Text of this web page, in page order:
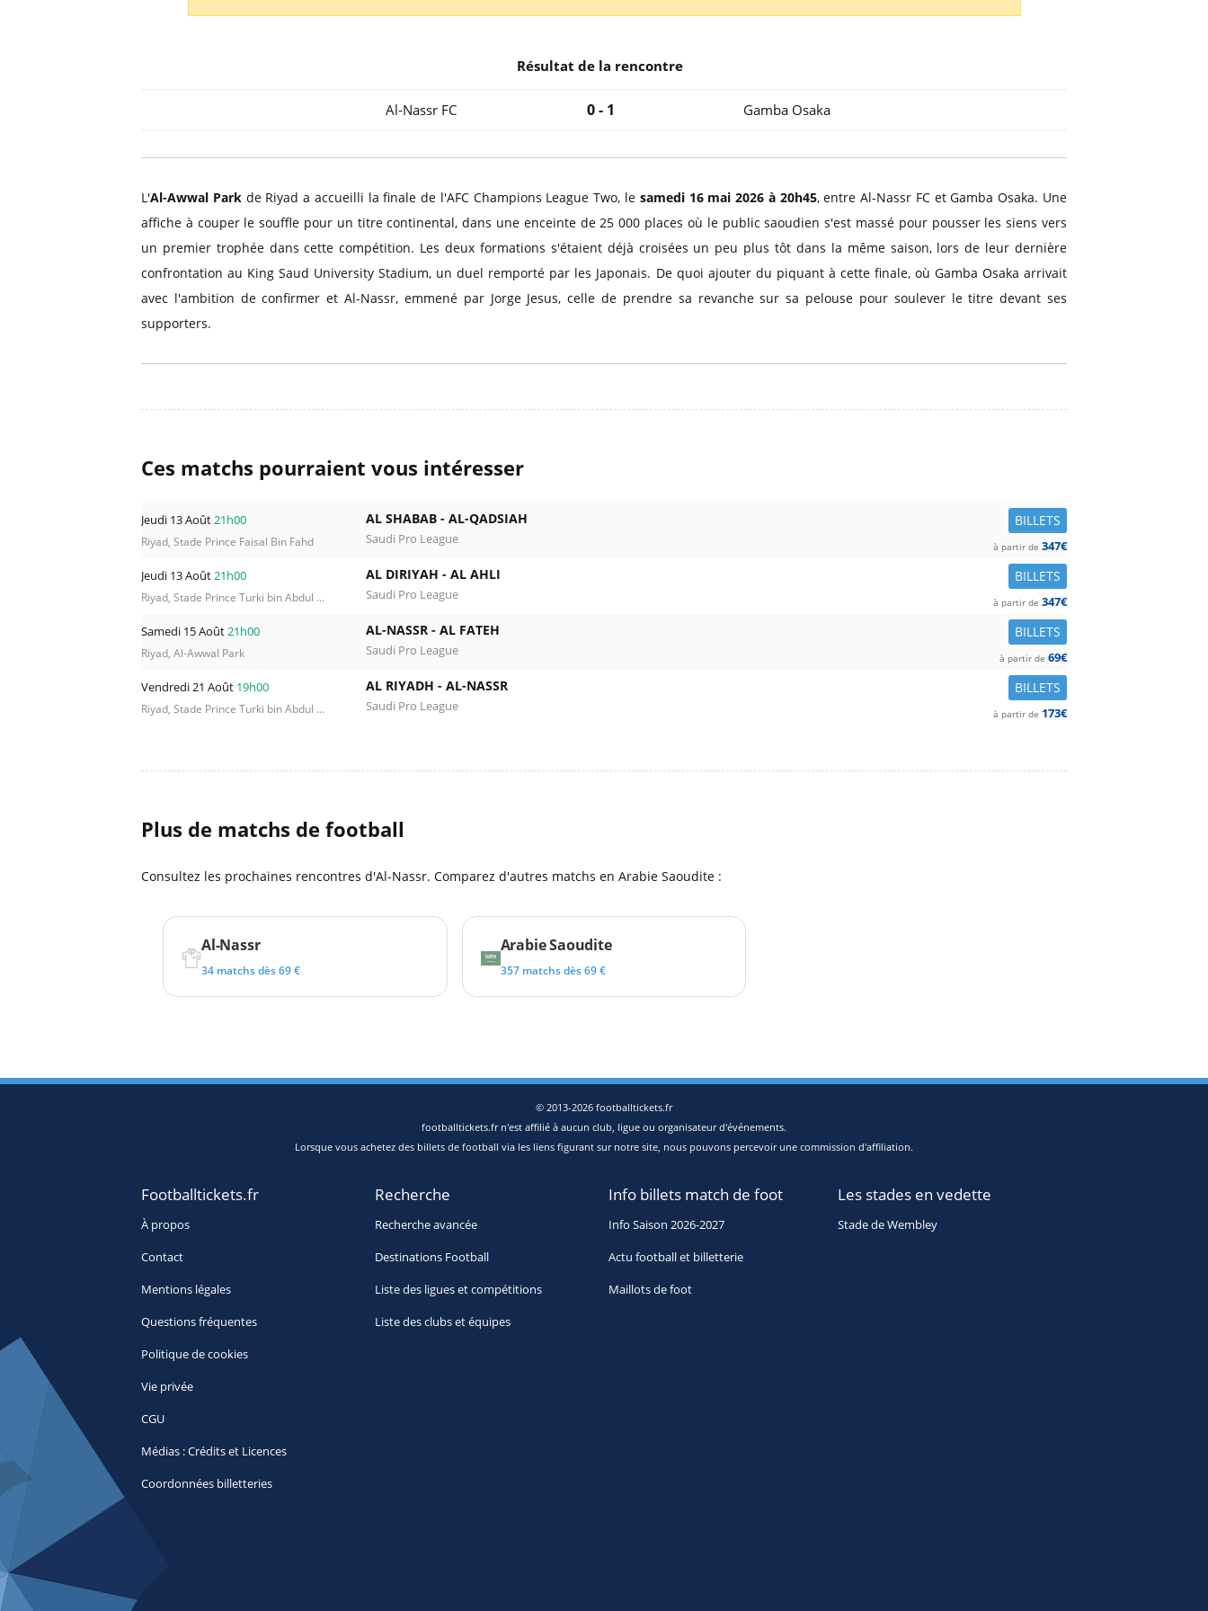
Billets Copa AméricaRésultat de la rencontre
Al-Nassr FC 0 - 1 Gamba Osaka
L'Al-Awwal Parkde Riyad a accueilli la finale de l'AFC Champions League Two, le samedi 16 mai 2026 à 20h45, entre Al-Nassr FC et Gamba Osaka. Une
affiche à couper le souffle pour un titre continental, dans une enceinte de 25 000 places où le public saoudien s'est massé pour pousser les siens vers
un premier trophée dans cette compétition. Les deux formations s'étaient déjà croisées un peu plus tôt dans la même saison, lors de leur dernière
confrontation au King Saud University Stadium, un duel remporté par les Japonais. De quoi ajouter du piquant à cette finale, où Gamba Osaka arrivait
avec l'ambition de confirmer et Al-Nassr, emmené par Jorge Jesus, celle de prendre sa revanche sur sa pelouse pour soulever le titre devant ses
supporters.
Ces matchs pourraient vous intéresser
Jeudi 13 Août21h00
Riyad, Stade Prince Faisal Bin Fahd
BILLETS
AL SHABAB - AL-QADSIAH
Saudi Pro League à partir de 347€
Jeudi 13 Août21h00
Riyad, Stade Prince Turki bin Abdul ...
BILLETS
AL DIRIYAH - AL AHLI
Saudi Pro League à partir de 347€
Samedi 15 Août21h00
Riyad, Al-Awwal Park
BILLETS
AL-NASSR - AL FATEH
Saudi Pro League à partir de 69€
Vendredi 21 Août 19h00
Riyad, Stade Prince Turki bin Abdul ...
BILLETS
AL RIYADH - AL-NASSR
Saudi Pro League à partir de 173€
Plus de matchs de football
Consultez les prochaines rencontres d'Al-Nassr. Comparez d'autres matchs en Arabie Saoudite :
Al-Nassr
34 matchs dès 69 €
Arabie Saoudite
357 matchs dès 69 €
© 2013-2026 footballtickets.fr
footballtickets.fr n'est affilié à aucun club, ligue ou organisateur d'événements.
Lorsque vous achetez des billets de football via les liens figurant sur notre site, nous pouvons percevoir une commission d'affiliation.
Footballtickets.fr
À propos
Contact
Mentions légales
Questions fréquentes
Politique de cookies
Vie privée
CGU
Médias : Crédits et Licences
Coordonnées billetteries
Recherche
Recherche avancée
Destinations Football
Liste des ligues et compétitions
Liste des clubs et équipes
Info billets match de foot
Info Saison 2026-2027
Actu football et billetterie
Maillots de foot
Les stades en vedette
Stade de Wembley